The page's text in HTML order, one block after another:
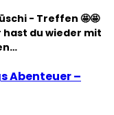
- Treffen 🤩🤩
hast du wieder mit
Abenteuer –